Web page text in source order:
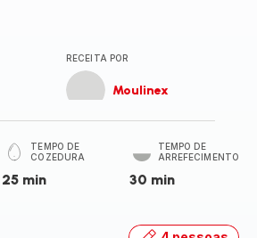
RECEITA POR
Moulinex
TEMPO DE
COZEDURA
25 min
TEMPO DE
ARREFECIMENTO
30 min